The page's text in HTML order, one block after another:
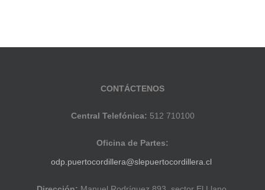
CONTÁCTENOS
Central Telefónica: 512 710100
Oficina de Partes:
odp.puertocordillera@slepuertocordillera.cl